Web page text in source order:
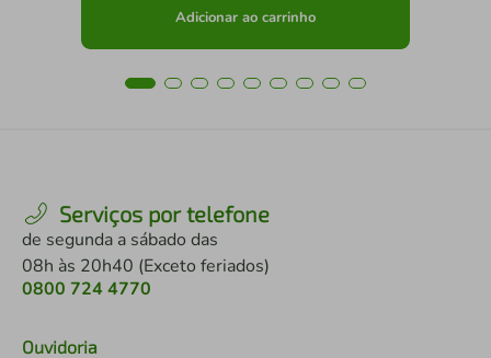
Adicionar ao carrinho
Serviços por telefone
de segunda a sábado das
08h às 20h40 (Exceto feriados)
0800 724 4770
Ouvidoria